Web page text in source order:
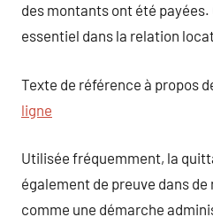
des montants ont été payées.
essentiel dans la relation
Texte de référence à propos
ligne
Utilisée fréquemment, la
également de preuve dans
comme une démarche